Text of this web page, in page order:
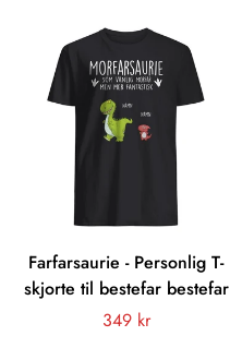
Farfarsaurie - Personlig T-
skjorte til bestefar bestefar
Vanligt
349 kr